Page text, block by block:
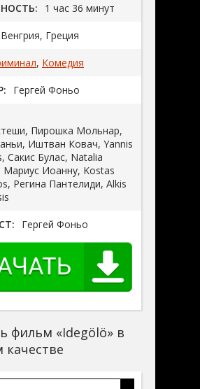
1 час 36 минут
Венгрия, Греция
, Комедия
Гергей Фоньо
Пирошка Мольнар,
Иштван Ковач, Yannis
Сакис Булас, Natalia
Мариус Иоанну, Kostas
Регина Пантелиди, Alkis
Гергей Фоньо
фильм «Idegölö» в